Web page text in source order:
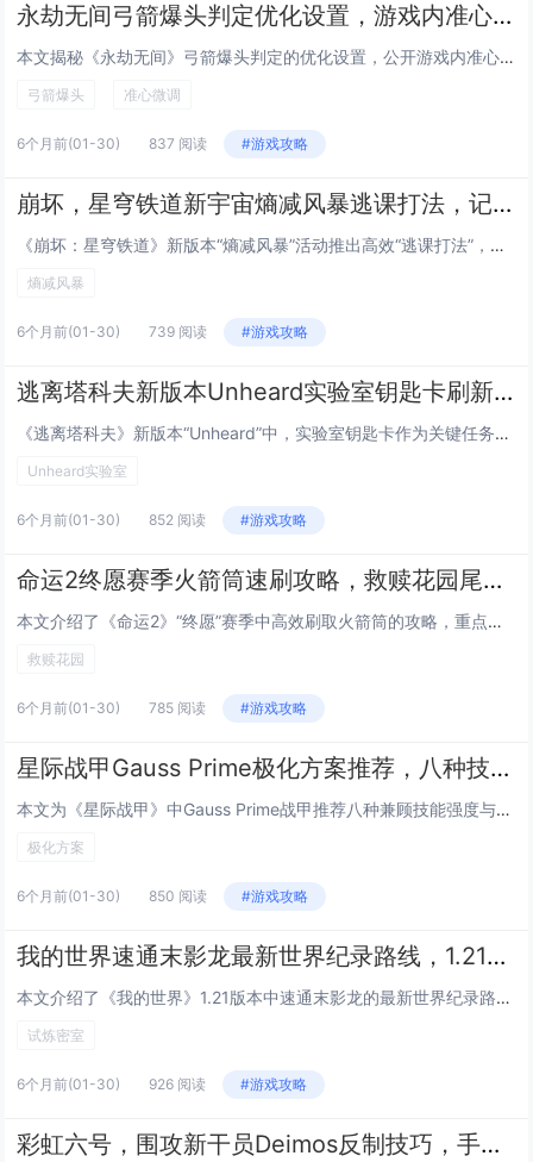
永劫无间弓箭爆头判定优化设置，游戏内准心微调参数公开，命中率提升50%别急着狂点F11截图发群，先听我这个被宁红夜追着射了三年、箭袋里常年混着三支断箭、连做梦都在调拉距力的老弓狗唠五毛钱的实在话
本文揭秘《永劫无间》弓箭爆头判定的优化设置，公开游戏内准心微调的关键参数，实测命中率提升达50%，作者以资深“弓狗”身份现身说法——三年被宁红夜追射、箭袋常备断箭、梦里都在调拉距力，用诙谐又扎实的经验提醒玩家：别急着狂按F11截图炫耀，先静...
弓箭爆头 准心微调
6个月前(01-30) 837 阅读 #游戏攻略
崩坏，星穹铁道新宇宙熵减风暴逃课打法，记忆命途搭配特定奇物自动挂机通关
《崩坏：星穹铁道》新版本“熵减风暴”活动推出高效“逃课打法”，玩家无需高强度操作即可自动挂机通关，该打法核心在于选择“记忆”命途角色（如布洛妮娅、希儿等），搭配特定奇物组合——记忆的回响」「熵减协议残页」与「自动校准模组」，可稳定触发连携技...
熵减风暴
6个月前(01-30) 739 阅读 #游戏攻略
逃离塔科夫新版本Unheard实验室钥匙卡刷新点，五个高概率出生位置实时标注
《逃离塔科夫》新版本“Unheard”中，实验室钥匙卡作为关键任务道具，其刷新点备受玩家关注，本文汇总并实时标注了五处高概率出生位置：1）USEC营地B-3仓库西侧保险柜；2）BEAR营地医疗站二楼办公桌抽屉；3）海关地图中央控制室服务器机...
Unheard实验室
6个月前(01-30) 852 阅读 #游戏攻略
命运2终愿赛季火箭筒速刷攻略，救赎花园尾王三秒击杀的武器与模组搭配
本文介绍了《命运2》“终愿”赛季中高效刷取火箭筒的攻略，重点聚焦于“救赎花园”副本尾王的速杀技巧，通过合理搭配高爆发火箭筒（如“静默誓言”或“末日余晖”）与关键模组（如“过载弹药”“快速装填”“稳定瞄准”），配合队友职业技能协同（如术士的“...
救赎花园
6个月前(01-30) 785 阅读 #游戏攻略
星际战甲Gauss Prime极化方案推荐，八种技能强度与速度兼顾的Forma配置
本文为《星际战甲》中Gauss Prime战甲推荐八种兼顾技能强度与施放速度的极化（Forma）配置方案，针对其四大技能——“超导”“磁暴”“电涌”“闪电奔袭”的协同机制，方案强调在提升技能效率（减少冷却）、强度（增强伤害/效果）与持续时间...
极化方案
6个月前(01-30) 850 阅读 #游戏攻略
我的世界速通末影龙最新世界纪录路线，1.21版本试炼密室刷铁轨机的建造技巧
本文介绍了《我的世界》1.21版本中速通末影龙的最新世界纪录路线，重点解析了高效、稳定的核心技巧与关键跳点优化；同时详细讲解了在试炼密室（Trial Chambers）内建造全自动刷铁轨机的方法，包括利用新生物“哨卫”触发机制、精准控制试炼...
试炼密室
6个月前(01-30) 926 阅读 #游戏攻略
彩虹六号，围攻新干员Deimos反制技巧，手机信号出现时必学的三个反杀身位